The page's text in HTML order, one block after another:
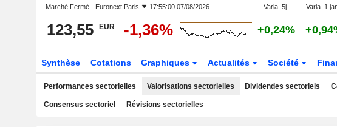
Marché Fermé - Euronext Paris 17:55:00 07/08/2026 Varia. 5j. Varia. 1
123,55 EUR -1,36% +0,24%
Synthèse Cotations Graphiques Actualités Société
Performances sectorielles Valorisations sectorielles Dividendes sectoriels
Consensus sectoriel Révisions sectorielles